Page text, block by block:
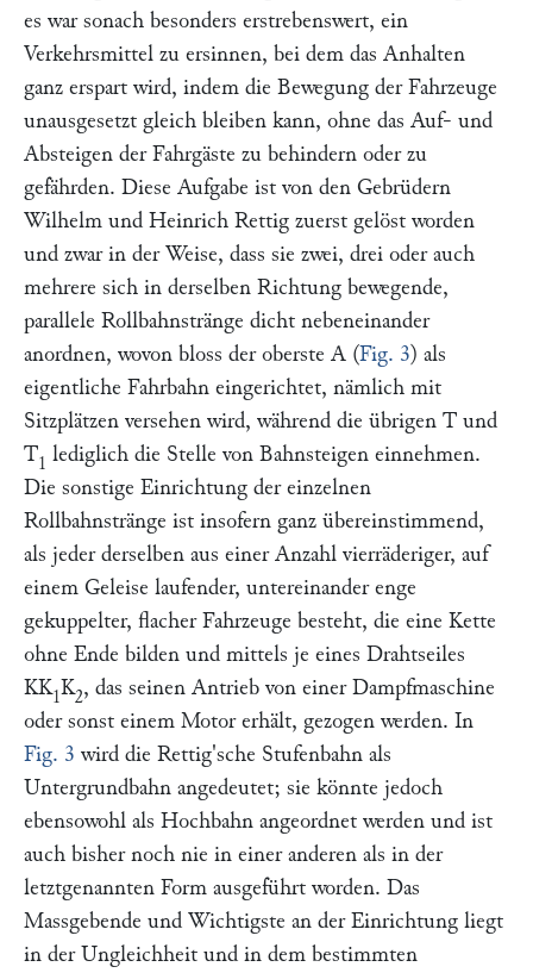
es war sonach besonders erstrebenswert, ein
Verkehrsmittel zu ersinnen, bei dem das Anhalten
ganz erspart wird, indem die Bewegung der Fahrzeuge
unausgesetzt gleich bleiben kann, ohne das Auf- und
Absteigen der Fahrgäste zu behindern oder zu
gefährden. Diese Aufgabe ist von den Gebrüdern
Wilhelm und Heinrich Rettig zuerst gelöst worden
und zwar in der Weise, dass sie zwei, drei oder auch
mehrere sich in derselben Richtung bewegende,
parallele Rollbahnstränge dicht nebeneinander
anordnen, wovon bloss der oberste A (Fig. 3) als
eigentliche Fahrbahn eingerichtet, nämlich mit
Sitzplätzen versehen wird, während die übrigen T und
T1 lediglich die Stelle von Bahnsteigen einnehmen.
Die sonstige Einrichtung der einzelnen
Rollbahnstränge ist insofern ganz übereinstimmend,
als jeder derselben aus einer Anzahl vierräderiger, auf
einem Geleise laufender, untereinander enge
gekuppelter, flacher Fahrzeuge besteht, die eine Kette
ohne Ende bilden und mittels je eines Drahtseiles
KK1K2, das seinen Antrieb von einer Dampfmaschine
oder sonst einem Motor erhält, gezogen werden. In
Fig. 3 wird die Rettig'sche Stufenbahn als
Untergrundbahn angedeutet; sie könnte jedoch
ebensowohl als Hochbahn angeordnet werden und ist
auch bisher noch nie in einer anderen als in der
letztgenannten Form ausgeführt worden. Das
Massgebende und Wichtigste an der Einrichtung liegt
in der Ungleichheit und in dem bestimmten